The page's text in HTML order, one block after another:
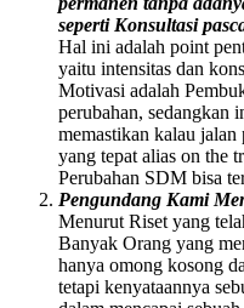
seperti Konsultasi
Hal ini adalah point
yaitu intensitas dan
Motivasi adalah
perubahan, sedangkan
memastikan kalau
yang tepat alias on the
Perubahan SDM bisa
Pengundang Kami
Menurut Riset yang
Banyak Orang yang
hanya omong kosong
tetapi kenyataannya